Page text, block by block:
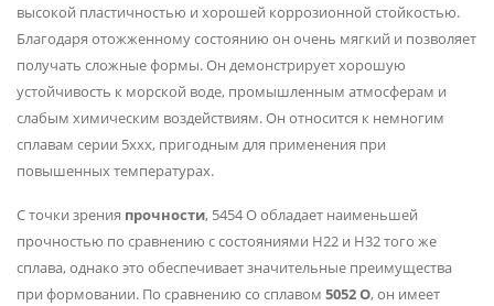
высокой пластичностью и хорошей коррозионной стойкостью.
Благодаря отожженному состоянию он очень мягкий и позволяет
получать сложные формы. Он демонстрирует хорошую
устойчивость к морской воде, промышленным атмосферам и
слабым химическим воздействиям. Он относится к немногим
сплавам серии 5xxx, пригодным для применения при
повышенных температурах.
С точки зрения прочности, 5454 O обладает наименьшей
прочностью по сравнению с состояниями H22 и H32 того же
сплава, однако это обеспечивает значительные преимущества
при формовании. По сравнению со сплавом 5052 O, он имеет